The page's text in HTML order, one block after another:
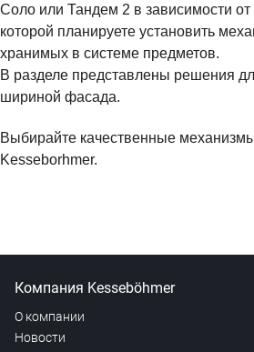
Соло или Тандем 2 в зависимости
которой планируете установить
хранимых в системе предметов.
В разделе представлены решения
шириной фасада.
Выбирайте качественные
Kesseborhmer.
Компания Kesseböhmer
О компании
Новости